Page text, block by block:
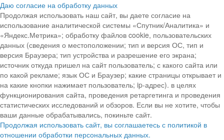
Даю согласие на обработку данных
Продолжая использовать наш сайт, вы даете согласие на
использование аналитической системы «Спутник/Аналитика» и
«Яндекс.Метрика»; обработку файлов cookie, пользовательских
данных (сведения о местоположении; тип и версия ОС, тип и
версия Браузера; тип устройства и разрешение его экрана;
источник откуда пришел на сайт пользователь; с какого сайта или
по какой рекламе; язык ОС и Браузер; какие страницы открывает и
на какие кнопки нажимает пользователь; ip-адрес). в целях
функционирования сайта, проведения ретаргетинга и проведения
статистических исследований и обзоров. Если вы не хотите, чтобы
ваши данные обрабатывались, покиньте сайт.
Продолжая использовать сайт, вы соглашаетесь с политикой в
отношении обработки персональных данных.